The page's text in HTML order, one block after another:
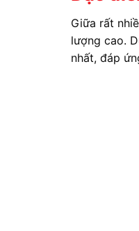
Giữa rất
lượng cao.
nhất, đáp